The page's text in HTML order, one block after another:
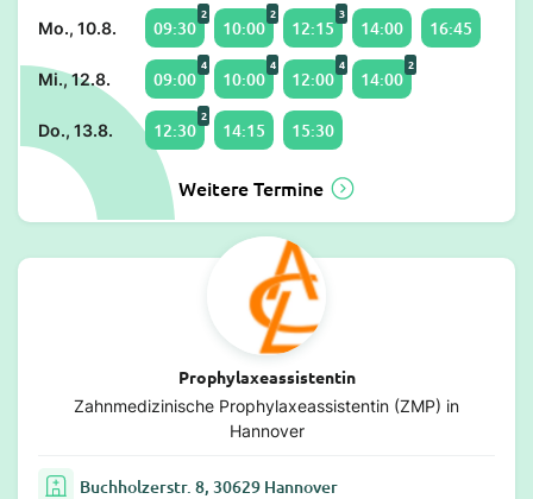
Mo., 10.8. 09:30
2
10:00
2
12:15
3
14:00 16:45
Mi., 12.8. 09:00
4
10:00
4
12:00
4
14:00
2
Do., 13.8. 12:30
2
14:15 15:30
Weitere Termine
Prophylaxeassistentin
Zahnmedizinische Prophylaxeassistentin (ZMP) in
Hannover
Buchholzerstr. 8, 30629 Hannover